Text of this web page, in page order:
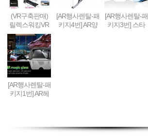
(VR구축판매)
릴렉스워킹VR
세트-Relax Walk
ing VR SET (선
착순 100대 / 20
19년 10월까지
한정 할인판매)
[AR행사렌탈-패
키지4번] AR양
[AR행사렌탈-패
키지3번] 스타
[AR행사렌탈-패
키지1번] AR헤